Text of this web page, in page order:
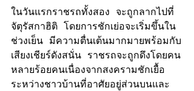
ในวันแรกราชรถทั้งสอง จะถูกลากไปที่
จัตุรัสกาฮิติ โดยการชักเย่อจะเริ่มขึ้นใน
ช่วงเย็น มีความตื่นเต้นมากมายพร้อมกับ
เสียงเชียร์ดังสนั่น ราชรถจะถูกดึงโดยคน
หลายร้อยคนเนื่องจากสงครามชักเยื้อ
ระหว่างชาวบ้านที่อาศัยอยู่ส่วนบนและ